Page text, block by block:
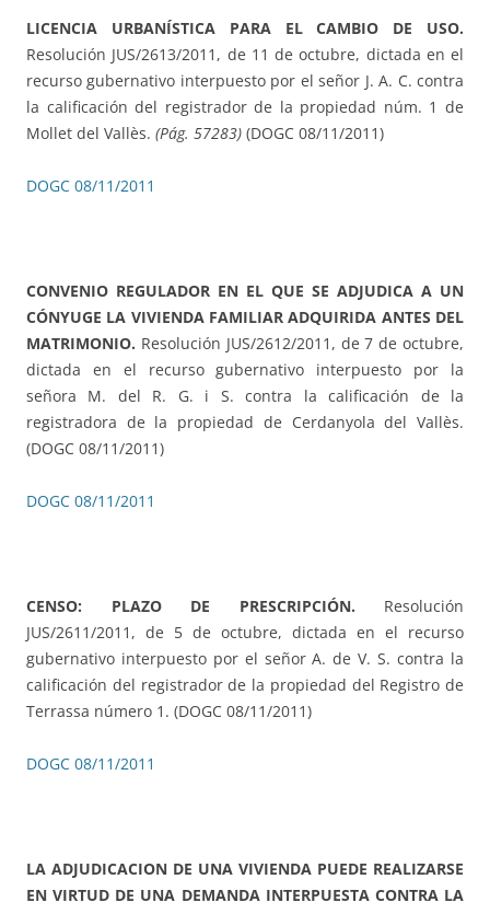
LICENCIA URBANÍSTICA PARA EL CAMBIO DE USO.
Resolución JUS/2613/2011, de 11 de octubre, dictada en el
recurso gubernativo interpuesto por el señor J. A. C. contra
la calificación del registrador de la propiedad núm. 1 de
Mollet del Vallès. (Pág. 57283) (DOGC 08/11/2011)
DOGC 08/11/2011
CONVENIO REGULADOR EN EL QUE SE ADJUDICA A UN
CÓNYUGE LA VIVIENDA FAMILIAR ADQUIRIDA ANTES DEL
MATRIMONIO. Resolución JUS/2612/2011, de 7 de octubre,
dictada en el recurso gubernativo interpuesto por la
señora M. del R. G. i S. contra la calificación de la
registradora de la propiedad de Cerdanyola del Vallès.
(DOGC 08/11/2011)
DOGC 08/11/2011
CENSO: PLAZO DE PRESCRIPCIÓN. Resolución
JUS/2611/2011, de 5 de octubre, dictada en el recurso
gubernativo interpuesto por el señor A. de V. S. contra la
calificación del registrador de la propiedad del Registro de
Terrassa número 1. (DOGC 08/11/2011)
DOGC 08/11/2011
LA ADJUDICACION DE UNA VIVIENDA PUEDE REALIZARSE
EN VIRTUD DE UNA DEMANDA INTERPUESTA CONTRA LA